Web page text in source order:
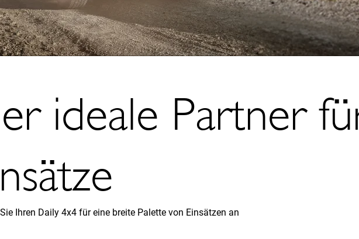
ideale Partner
Ihren Daily 4x4 für eine breite Palette von Einsätzen an